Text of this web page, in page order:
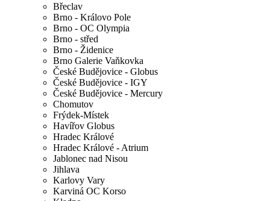
Břeclav
Brno - Královo Pole
Brno - OC Olympia
Brno - střed
Brno - Židenice
Brno Galerie Vaňkovka
České Budějovice - Globus
České Budějovice - IGY
České Budějovice - Mercury
Chomutov
Frýdek-Místek
Havířov Globus
Hradec Králové
Hradec Králové - Atrium
Jablonec nad Nisou
Jihlava
Karlovy Vary
Karviná OC Korso